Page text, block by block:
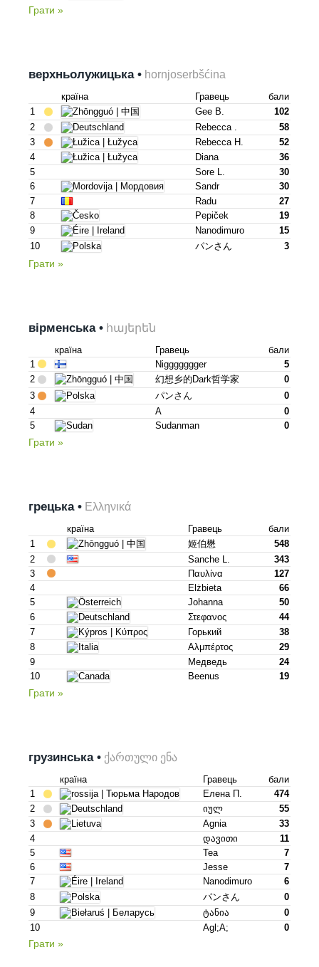
Грати »
верхньолужицька • hornjoserbšćina
країна Гравець
бали
1
Gee B.
102
2
Rebecca .
58
3
Rebecca H.
52
4
Diana
36
5
Sore L.
30
6
Sandr
30
7
Radu
27
8
Pepiček
19
9
Nanodimuro
15
10
パンさん 3
Грати »
вірменська • հայերեն
країна Гравець
бали
1
Niggggggger
5
2
幻想乡的dark哲学家
0
3
パンさん
0
4
A
0
5
Sudanman 0
Грати »
грецька • Ελληνικά
країна Гравець
бали
1
姬伯懋
548
2
Sanche L.
343
3
Παυλίνα
127
4
Elżbieta
66
5
Johanna
50
6
Στεφανος
44
7
Горький
38
8
Αλμπέρτος
29
9
Медведь
24
10
Beenus 19
Грати »
грузинська • ქართული ენა
країна Гравець
бали
1
Елена П.
474
2
Იულ
55
3
Agnia
33
4
Დავითი
11
5
Tea
7
6
Jesse
7
7
Nanodimuro
6
8
パンさん
0
9
Ტანია
0
10
Agl;a; 0
Грати »